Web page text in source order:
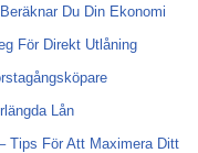
Du Din Ekonomi
För Direkt Utlåning
Lån
Tips För Att Maximera Ditt